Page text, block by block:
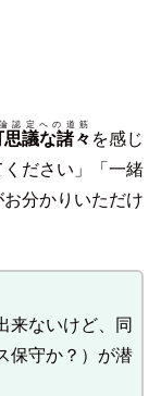
思議な諸々
認定への道筋
を感じ
ださい」「一緒
分かりいただけ
来ないけど、同
保守か？）が潜